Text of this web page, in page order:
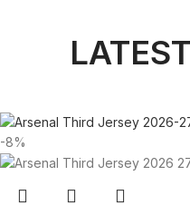
-8%